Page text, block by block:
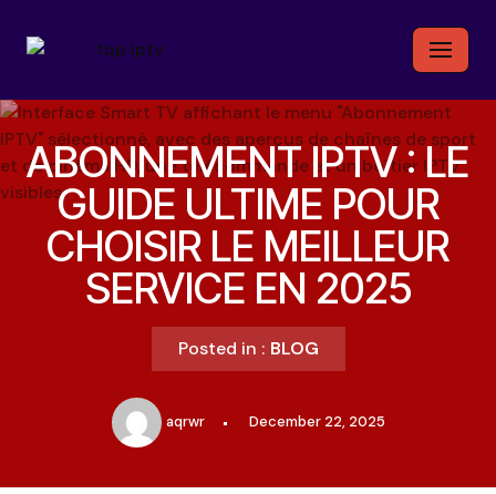
Skip
content
ABONNEMENT IPTV : LE
GUIDE ULTIME POUR
CHOISIR LE MEILLEUR
SERVICE EN 2025
Posted in : BLOG
aqrwr December 22, 2025